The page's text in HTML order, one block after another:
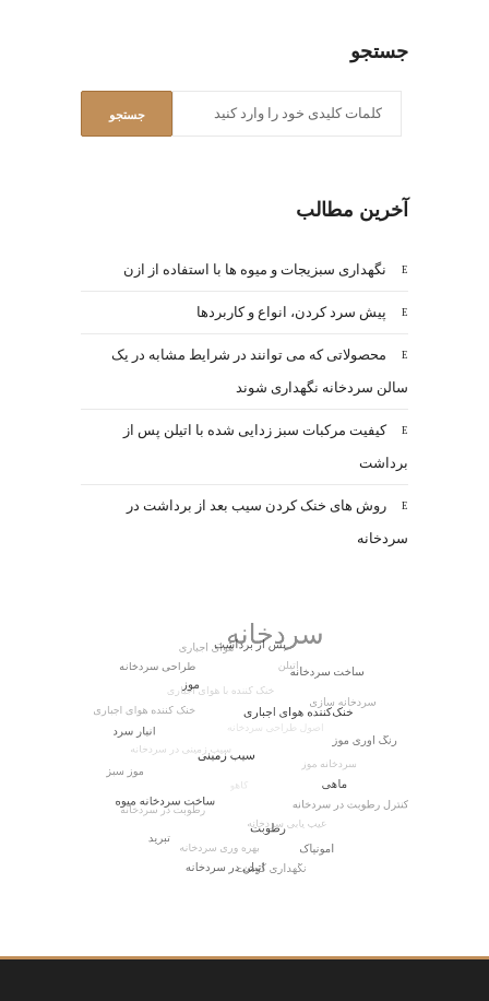
جستجو
آخرین مطالب
نگهداری سبزیجات و میوه ها با استفاده از ازن
پیش سرد کردن، انواع و کاربردها
محصولاتی که می توانند در شرایط مشابه در یک
سالن سردخانه نگهداری شوند
کیفیت مرکبات سبز زدایی شده با اتیلن پس از
برداشت
روش های خنک کردن سیب بعد از برداشت در
سردخانه